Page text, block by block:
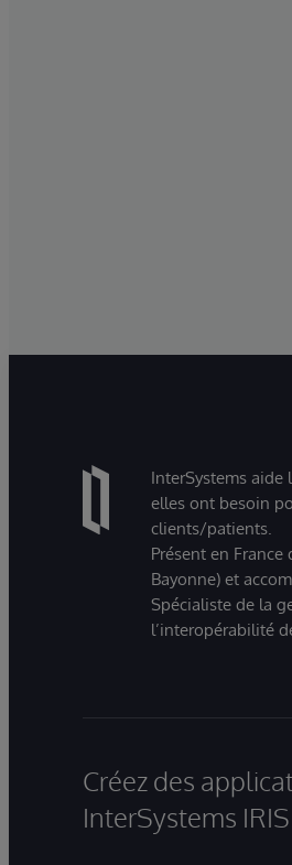
InterSystems
elles ont besoin
clients/patients.
Présent en
Bayonne) et
Spécialiste de la
l’interopérabilité
Créez des
InterSystems